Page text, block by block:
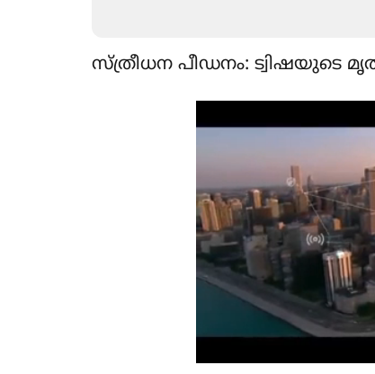
സ്ത്രീധന പീഡനം: ട്വിഷയുടെ